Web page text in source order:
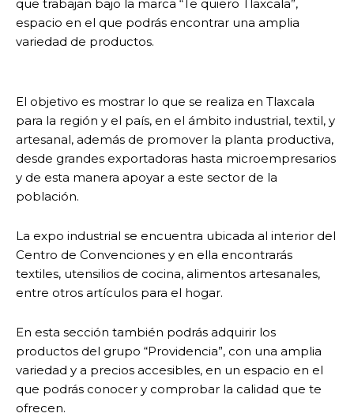
que trabajan bajo la marca “Te quiero Tlaxcala”,
espacio en el que podrás encontrar una amplia
variedad de productos.
El objetivo es mostrar lo que se realiza en Tlaxcala
para la región y el país, en el ámbito industrial, textil, y
artesanal, además de promover la planta productiva,
desde grandes exportadoras hasta microempresarios
y de esta manera apoyar a este sector de la
población.
La expo industrial se encuentra ubicada al interior del
Centro de Convenciones y en ella encontrarás
textiles, utensilios de cocina, alimentos artesanales,
entre otros artículos para el hogar.
En esta sección también podrás adquirir los
productos del grupo “Providencia”, con una amplia
variedad y a precios accesibles, en un espacio en el
que podrás conocer y comprobar la calidad que te
ofrecen.